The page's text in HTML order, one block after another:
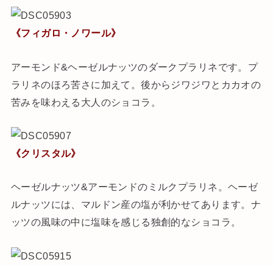
《フィガロ・ノワール》
アーモンド&ヘーゼルナッツのダークプラリネです。プ
ラリネのほろ苦さに加えて。後からジワジワとカカオの
苦みを味わえる大人のショコラ。
《クリスタル》
ヘーゼルナッツ&アーモンドのミルクプラリネ。ヘーゼ
ルナッツには、マルドン産の塩が利かせてあります。ナ
ッツの風味の中に塩味を感じる独創的なショコラ。